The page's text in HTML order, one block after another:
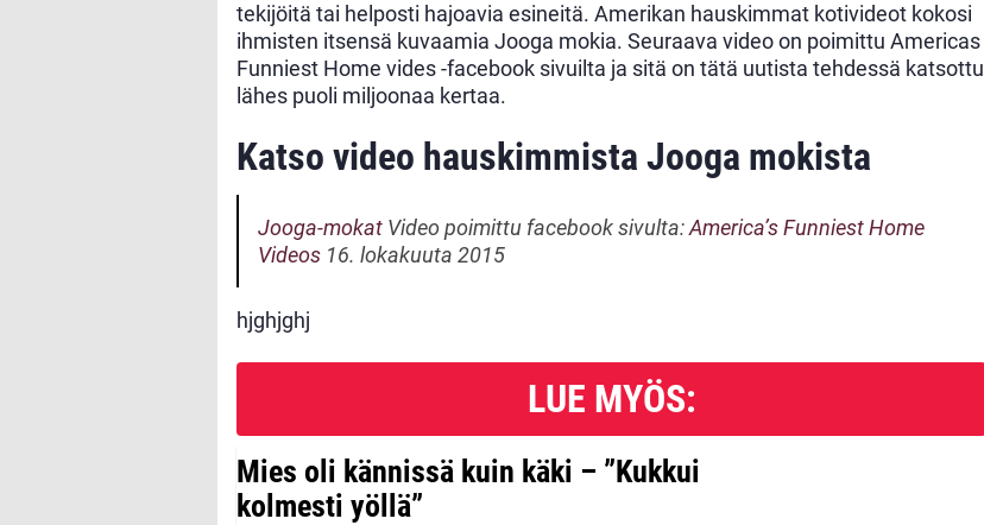
tekijöitä tai helposti hajoavia esineitä. Amerikan hauskimmat kotivideot kokosi
ihmisten itsensä kuvaamia Jooga mokia. Seuraava video on poimittu Americas
Funniest Home vides -facebook sivuilta ja sitä on tätä uutista tehdessä katsottu
lähes puoli miljoonaa kertaa.
Katso video hauskimmista Jooga mokista
Jooga-mokat Video poimittu facebook sivulta:America’s Funniest Home
Videos 16. lokakuuta 2015
hjghjghj
LUE MYÖS:
Mies oli kännissä kuin käki – ”Kukkui
kolmesti yöllä”